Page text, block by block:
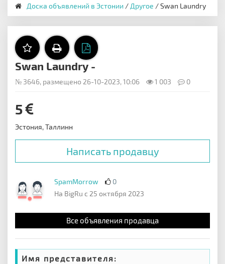
Доска объявлений в Эстонии / Другое / Swan Laundry
Swan Laundry -
№ 3646, размещено 26-10-2023, 10:06 1 003 0
5
Эстония, Таллинн
Написать продавцу
SpamMorrow
0
На BigRu с 25 октября 2023
Все объявления продавца
Имя представителя: